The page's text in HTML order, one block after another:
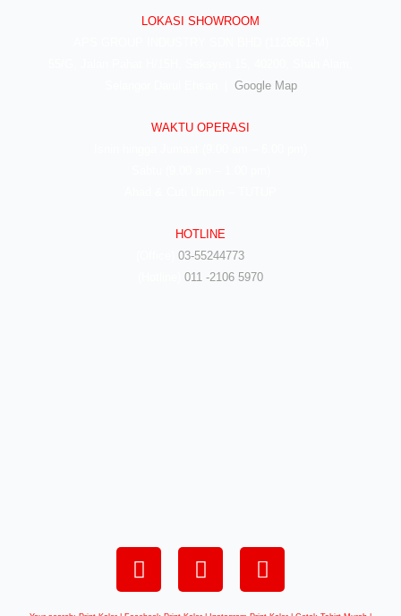
LOKASI SHOWROOM
Google Map
WAKTU OPERASI
HOTLINE
03-55244773
011 -2106 5970